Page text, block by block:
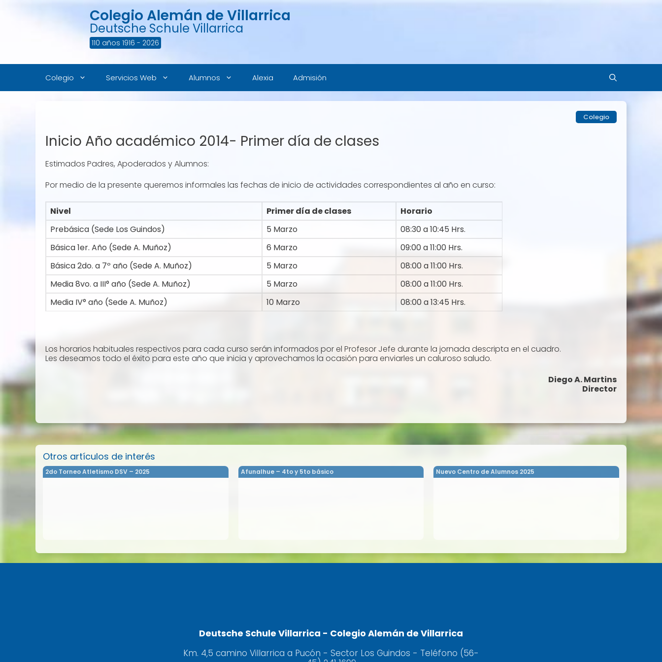
Colegio Alemán de Villarrica
Deutsche Schule Villarrica
110 años 1916 - 2026
Colegio Servicios Web Alumnos Alexia Admisión
Colegio
Inicio Año académico 2014- Primer día de clases
Estimados Padres, Apoderados y Alumnos:
Por medio de la presente queremos informales las fechas de inicio de actividades correspondientes al año en curso:
Nivel Primer día de clases
Horario
Prebásica (Sede Los Guindos)
5 Marzo
08:30 a 10:45 Hrs.
Básica 1er. Año (Sede A. Muñoz)
6 Marzo
09:00 a 11:00 Hrs.
Básica 2do. a 7º año (Sede A. Muñoz)
5 Marzo
08:00 a 11:00 Hrs.
Media 8vo. a III° año (Sede A. Muñoz)
5 Marzo
08:00 a 11:00 Hrs.
Media IV° año (Sede A. Muñoz)
10 Marzo 08:00 a 13:45 Hrs.
Los horarios habituales respectivos para cada curso serán informados por el Profesor Jefe durante la jornada descripta en el cuadro.
Les deseamos todo el éxito para este año que inicia y aprovechamos la ocasión para enviarles un caluroso saludo.
Diego A. Martins
Director
Otros artículos de interés
2do Torneo Atletismo DSV – 2025 Afunalhue – 4to y 5to básico Nuevo Centro de Alumnos 2025
Deutsche Schule Villarrica - Colegio Alemán de Villarrica
Km. 4,5 camino Villarrica a Pucón - Sector Los Guindos - Teléfono (56-